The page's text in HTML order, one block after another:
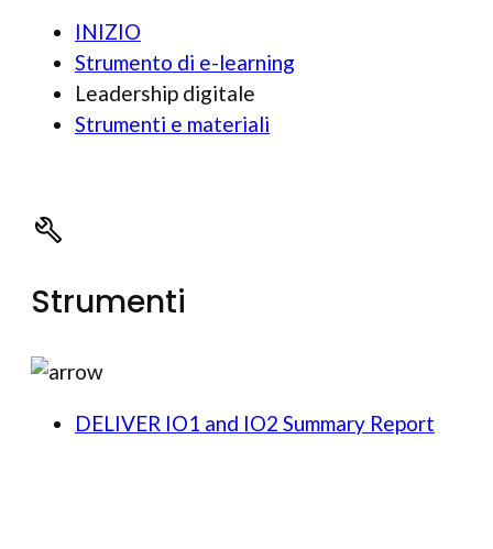
INIZIO
Strumento di e-learning
Leadership digitale
Strumenti e materiali
Strumenti
DELIVER IO1 and IO2 Summary Report